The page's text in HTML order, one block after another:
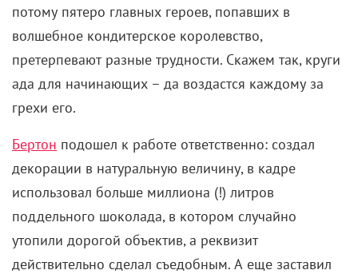
потому пятеро главных героев, попавших в
волшебное кондитерское королевство,
претерпевают разные трудности. Скажем так, круги
ада для начинающих – да воздастся каждому за
грехи его.
Бертон подошел к работе ответственно: создал
декорации в натуральную величину, в кадре
использовал больше миллиона (!) литров
поддельного шоколада, в котором случайно
утопили дорогой объектив, а реквизит
действительно сделал съедобным. А еще заставил